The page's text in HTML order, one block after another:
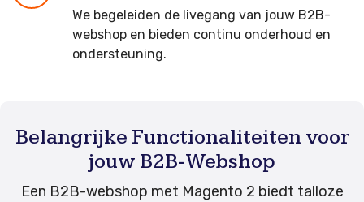
We begeleiden de livegang van jouw B2B-
webshop en bieden continu onderhoud en
ondersteuning.
Belangrijke Functionaliteiten voor
jouw B2B-Webshop
Een B2B-webshop met Magento 2 biedt talloze